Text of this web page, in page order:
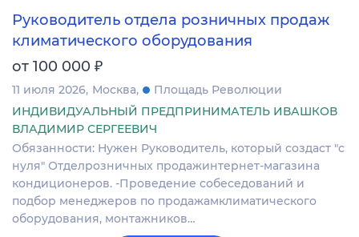
Руководитель отдела розничных продаж
климатического оборудования
от 100 000 ₽
11 июля 2026 Москва
Площадь Революции
ИНДИВИДУАЛЬНЫЙ ПРЕДПРИНИМАТЕЛЬ ИВАШКОВ
ВЛАДИМИР СЕРГЕЕВИЧ
Обязанности: Нужен Руководитель, который создаст "с
нуля" Отделрозничных продажинтернет-магазина
кондиционеров. -Проведение собеседований и
подбор менеджеров по продажамклиматического
оборудования, монтажников…